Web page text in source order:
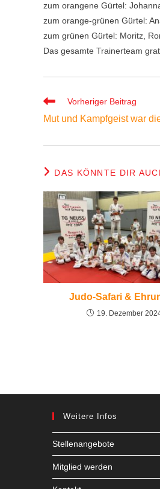
zum orangene Gürtel:
zum orange-grünen Gürtel:
zum grünen Gürtel: Moritz,
Das gesamte Trainerteam
Weitere
ansehen
Vorheriger Beitrag
Mut und Kampfgeist war
DAS KÖNNTE DIR
Judo-Safari &
19. Dezember
Weitere Infos
Stellenangebote
Mitglied werden